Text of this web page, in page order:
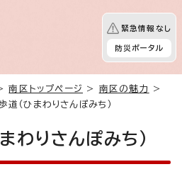
緊急情報なし
防災ポータル
南区トップページ > 南区の魅力
>
（ひまわりさんぽみち）
わりさんぽみち）